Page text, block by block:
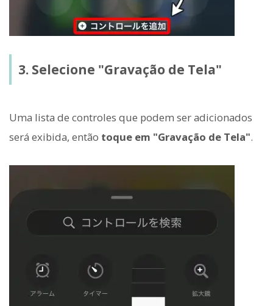
3. Selecione "Gravação de Tela"
Uma lista de controles que podem ser adicionados
será exibida, então toque em "Gravação de Tela".